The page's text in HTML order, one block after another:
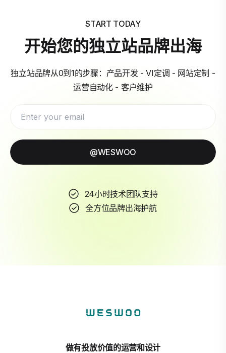
START TODAY
开始您的独立站品牌出海
独立站品牌从0到1的步骤：产品开发 - VI定调 - 网站定制 -
运营自动化 - 客户维护
@WESWOO
24小时技术团队支持
全方位品牌出海护航
做有投放价值的运营和设计